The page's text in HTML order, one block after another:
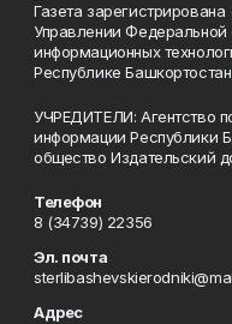
Газета
Управлении
информационных
Республике Башкортостан.
УЧРЕДИТЕЛИ: Агентство
информации Республики
общество Издательский
Телефон
8 (34739) 22356
Эл. почта
Адрес